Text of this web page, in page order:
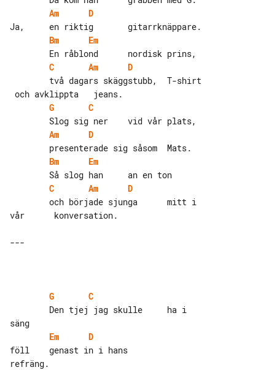
Am
D
Bm
Em
C
Am
D
G
C
Am
D
Bm
Em
C
Am
D
vår      konversation.
---
G
C
Em
D
föll    genast in i hans
refräng.